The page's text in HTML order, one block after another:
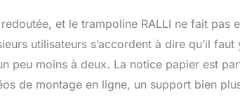
redoutée, et le trampoline RALLI ne fait pas
utilisateurs s’accordent à dire qu’il
peu moins à deux. La notice papier est
de montage en ligne, un support bien